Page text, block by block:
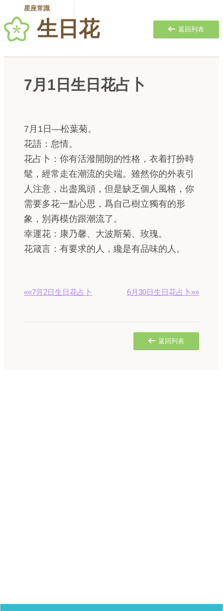
星座常識
生日花 返回列表
7月1日生日花占卜
7月1日—松葉菊。
花語：怠情。
花占卜：你有活潑開朗的性格，衣着打扮時
髦，經常走在潮流的尖端。雖然你的外表引
人注意，出盡風頭，但是缺乏個人風格，你
需要多花一點心思，爲自己樹立獨有的形
象，別再模仿跟潮流了。
幸運花：康乃馨、大波斯菊、玫瑰。
花箴言：有要求的人，纔是有品味的人。
««7月2日生日花占卜 6月30日生日花占卜»»
返回列表